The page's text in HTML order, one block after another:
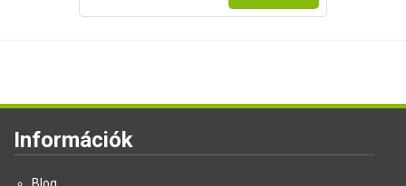
Információk
Blog